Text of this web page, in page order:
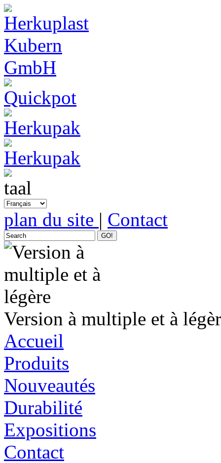
plan du site | Contact
GO!
Version à multiple et à
Accueil
Produits
Nouveautés
Durabilité
Expositions
Contact